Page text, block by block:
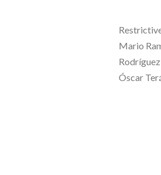
Mario
Óscar